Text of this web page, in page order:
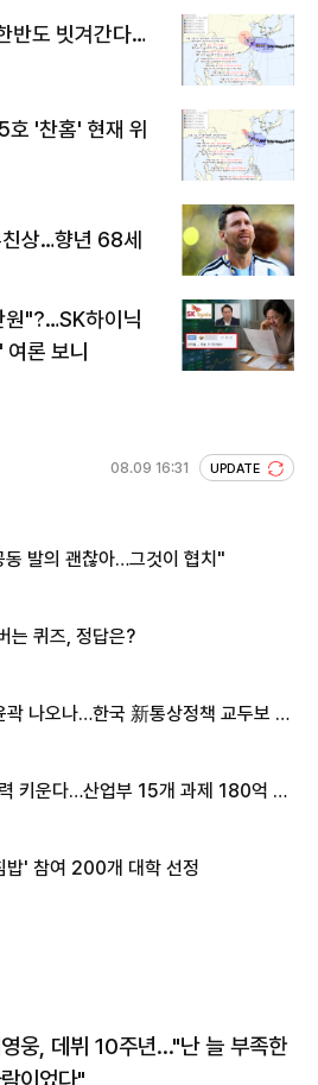
반도 빗겨간다…
호 '찬홈' 현재 위
상…향년 68세
"?…SK하이닉
여론 보니
08.09 16:31 UPDATE
발의 괜찮아…그것이 협치"
는 퀴즈, 정답은?
나오나…한국 新통상정책 교두보 활
키운다…산업부 15개 과제 180억 지
밥' 참여 200개 대학 선정
웅, 데뷔 10주년…"난 늘 부족한
이었다"